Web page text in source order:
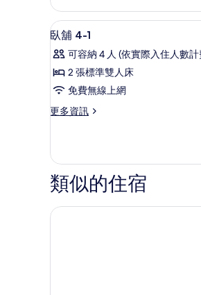
詳
情
顯
示
臥
舖
4-
1
有
相
片
18
臥舖 4-1
可容納 4 人 (依實際入住人數計
2 張標準雙人床
免費無線上網
更多資訊
更
4-
1
的
詳
情
類似的住宿
首爾江南 LOOP Seoul Hotel